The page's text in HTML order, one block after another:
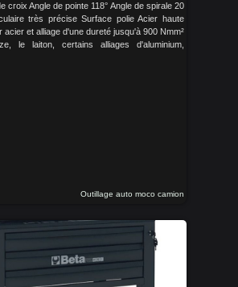
croix Angle de pointe 118° Angle de spirale 20
très précise Surface polie Acier haute
acier et alliage d'une dureté jusqu'à 900 Nmm²
le laiton, certains alliages d'aluminium,
Outillage auto moco camion